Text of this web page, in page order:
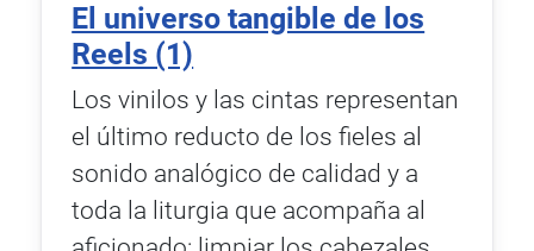
El universo tangible de los
Reels (1)
Los vinilos y las cintas representan
el último reducto de los fieles al
sonido analógico de calidad y a
toda la liturgia que acompaña al